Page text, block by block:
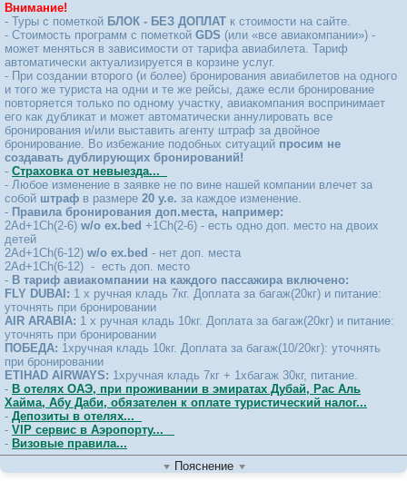
AL KHALIDIAH RESORT 3*
AL KHOORY EXECUTIVE HOTEL 3*
AL RAHA BEACH HOTEL ABU DHABI 5*
AL SEEF HOTEL 3*
AL ZORAH BEACH RESORT (ex. THE OBEROI) 5*
ALOFT AL MINA 4*
ALOFT PALM JUMEIRAH 4*
AMWAJ ROTANA JUMEIRAH BEACH DUBAI 5*
ANANTARA DOWNTOWN DUBAI HOTEL 5*
ANANTARA DUBAI THE PALM RESORT & SPA 5*
ANANTARA MINA RAS AL KHAIMAH RESORT (ex. ANANTARA
ANANTARA SANTORINI ABU DHABI RETREAT 5*
ANDAZ DUBAI THE PALM, BY HYATT 5*
ARABIAN PARK EDGE BY ROTANA 3*
ATLANTIS THE PALM DUBAI 5*
ATLANTIS THE ROYAL 5*
AVANI+ PALM VIEW DUBAI HOTEL & SUITES отель
AVENUE HOTEL DUBAI 4*
BAB AL QASR HOTEL 5*
BAHI AJMAN PALACE 5*
BANYAN TREE DUBAI (EX. CAESARS PALACE DUBAI) 5*
BARCELO AL JADDAF HOTEL (EX. OCCIDENTAL AL JADDAF) 4*
BARCELO RESIDENCES DUBAI MARINA APT
BEACH ROTANA HOTEL & TOWER ABU DHABI 5*
BEACH WALK HOTEL JUMEIRAH 4*
BEST WESTERN PLUS CREEK HOTEL 4*
BM BEACH HOTEL 4*
C CENTRAL RESORT THE PALM 5*
CANAL CENTRAL BUSINESS BAY 5*
CENTARA MIRAGE BEACH RESORT DUBAI 4*
CENTRO SHARJAH 4*
Внимание!
- Туры с пометкой БЛОК - БЕЗ ДОПЛАТ к стоимости на сайте.
- Стоимость программ с пометкой GDS (или «все авиакомпании») -
может меняться в зависимости от тарифа авиабилета. Тариф
автоматически актуализируется в корзине услуг.
- При создании второго (и более) бронирования авиабилетов на одного
и того же туриста на одни и те же рейсы, даже если бронирование
повторяется только по одному участку, авиакомпания воспринимает
его как дубликат и может автоматически аннулировать все
бронирования и/или выставить агенту штраф за двойное
бронирование. Во избежание подобных ситуаций просим не
создавать дублирующих бронирований!
- Страховка от невыезда...
- Любое изменение в заявке не по вине нашей компании влечет за
собой штраф в размере 20 у.е. за каждое изменение.
- Правила бронирования доп.места, например:
2Ad+1Ch(2-6) w/o ex.bed +1Ch(2-6) - есть одно доп. место на двоих
детей
2Ad+1Ch(6-12) w/o ex.bed - нет доп. места
2Ad+1Ch(6-12) - есть доп. место
- В тариф авиакомпании на каждого пассажира включено:
FLY DUBAI: 1 х ручная кладь 7кг. Доплата за багаж(20кг) и питание:
уточнять при бронировании
AIR ARABIA: 1 х ручная кладь 10кг. Доплата за багаж(20кг) и питание:
уточнять при бронировании
ПОБЕДА: 1хручная кладь 10кг. Доплата за багаж(10/20кг): уточнять
при бронировании
ETIHAD AIRWAYS: 1хручная кладь 7кг + 1хбагаж 30кг, питание.
- В отелях ОАЭ, при проживании в эмиратах Дубай, Рас Аль
Хайма, Абу Даби, обязателен к оплате туристический налог...
- Депозиты в отелях...
- VIP сервис в Аэропорту...
- Визовые правила...
Пояснение